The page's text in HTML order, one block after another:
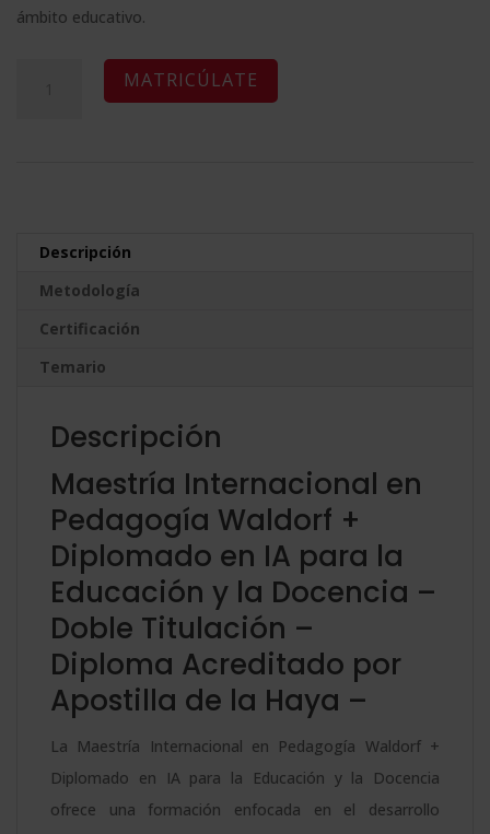
ámbito educativo.
Internacional
Diplomado
para
Educación
Docencia
cantidad
MATRICÚLATE
Descripción
Metodología
Certificación
Temario
Descripción
Maestría Internacional en
Pedagogía Waldorf +
Diplomado en IA para la
Educación y la Docencia –
Doble Titulación –
Diploma Acreditado por
Apostilla de la Haya –
La Maestría Internacional en Pedagogía Waldorf +
Diplomado en IA para la Educación y la Docencia
ofrece una formación enfocada en el desarrollo